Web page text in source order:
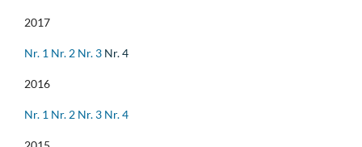
2017
Nr. 1 Nr. 2 Nr. 3 Nr. 4
2016
Nr. 1 Nr. 2 Nr. 3 Nr. 4